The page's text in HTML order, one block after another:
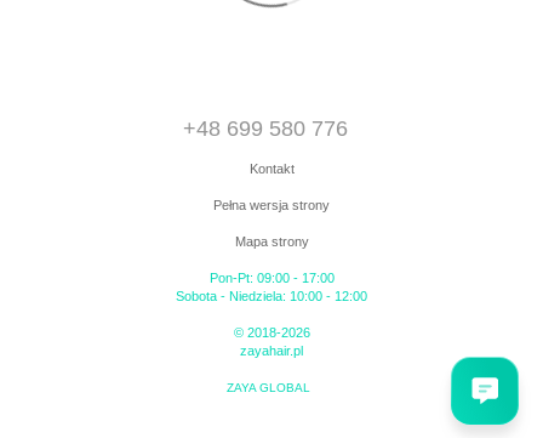
+48 699 580 776
Kontakt
Pełna wersja strony
Mapa strony
Pon-Pt: 09:00 - 17:00
Sobota - Niedziela: 10:00 - 12:00
© 2018-2026
zayahair.pl
ZAYA GLOBAL